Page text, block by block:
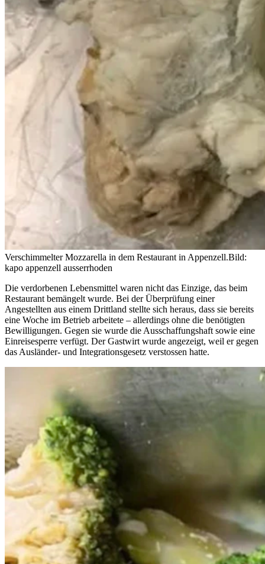
Verschimmelter Mozzarella in dem Restaurant in Appenzell.Bild:
kapo appenzell ausserrhoden
Die verdorbenen Lebensmittel waren nicht das Einzige, das beim
Restaurant bemängelt wurde. Bei der Überprüfung einer
Angestellten aus einem Drittland stellte sich heraus, dass sie bereits
eine Woche im Betrieb arbeitete – allerdings ohne die benötigten
Bewilligungen. Gegen sie wurde die Ausschaffungshaft sowie eine
Einreisesperre verfügt. Der Gastwirt wurde angezeigt, weil er gegen
das Ausländer- und Integrationsgesetz verstossen hatte.